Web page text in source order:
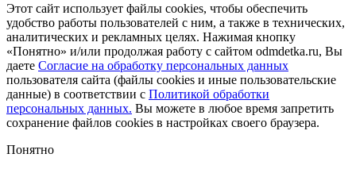
Этот сайт использует файлы cookies, чтобы обеспечить
удобство работы пользователей с ним, а также в технических,
аналитических и рекламных целях. Нажимая кнопку
«Понятно» и/или продолжая работу с сайтом odmdetka.ru, Вы
даете Согласие на обработку персональных данных
пользователя сайта (файлы cookies и иные пользовательские
данные) в соответствии с Политикой обработки
персональных данных. Вы можете в любое время запретить
сохранение файлов cookies в настройках своего браузера.
Понятно